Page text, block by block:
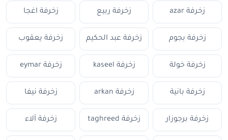
زخرفة azar زخرفة ربيع زخرفة اغجا
زخرفة بجوم زخرفة عبد الحكيم زخرفة يعقوب
زخرفة خولة زخرفة kaseel زخرفة eymar
زخرفة بانية زخرفة arkan زخرفة نيفا
زخرفة برجوزار زخرفة taghreed زخرفة آلاء